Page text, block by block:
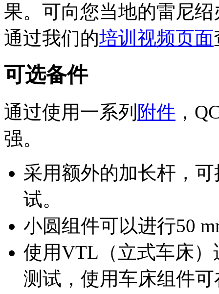
果。可向您当地的雷尼
通过我们的培训视频页面
可选备件
通过使用一系列 附件 ，
强。
采用额外的加长杆，
试。
小圆组件可以进行50
使用VTL（立式车床
测试，使用车床组件